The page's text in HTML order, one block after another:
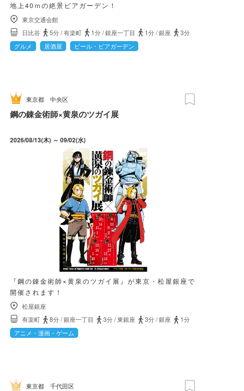
地上40ｍの絶景ビアガーデン！
東京交通会館
日比谷
5分/有楽町 1分/銀座一丁目 1分/銀座
3分
グルメ
居酒屋 ビール・ビアガーデン
東京都 中央区
鋼の錬金術師×黄泉のツガイ展
2026/08/13(木) ～ 09/02(水)
『鋼の錬金術師×黄泉のツガイ展』が東京・松屋銀座で
開催されます！
松屋銀座
有楽町
8分/銀座一丁目 3分/東銀座 3分/銀座
1分
アニメ・漫画・ゲーム
東京都 千代田区